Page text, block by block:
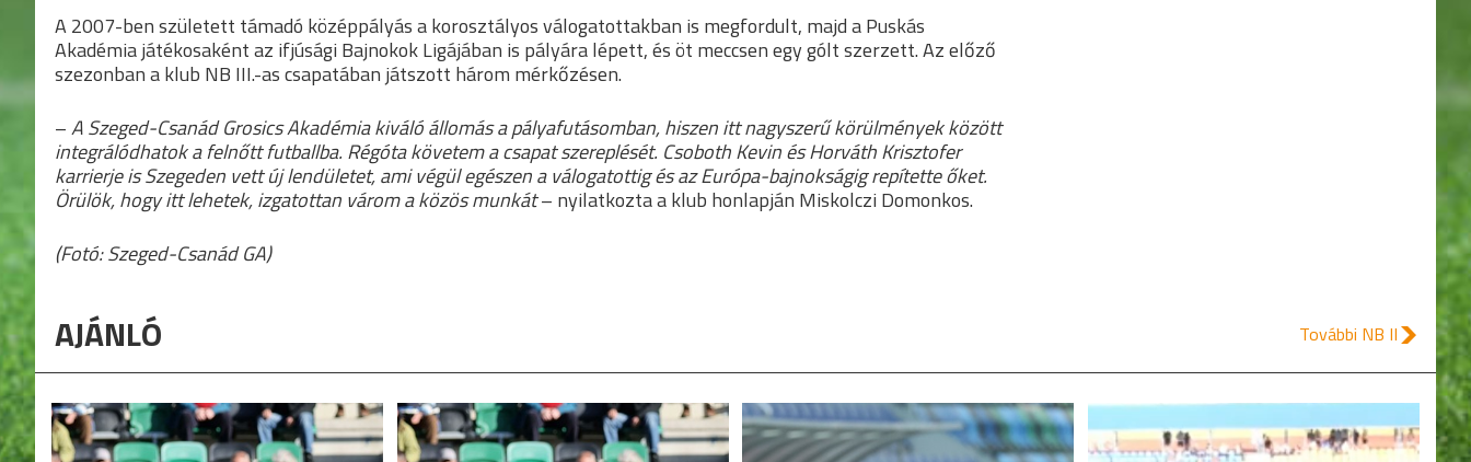
A 2007-ben született támadó középpályás a korosztályos válogatottakban is megfordult, majd a Puskás
Akadémia játékosaként az ifjúsági Bajnokok Ligájában is pályára lépett, és öt meccsen egy gólt szerzett. Az előző
szezonban a klub NB III.-as csapatában játszott három mérkőzésen.
–A Szeged-Csanád Grosics Akadémia kiváló állomás a pályafutásomban, hiszen itt nagyszerű körülmények között
integrálódhatok a felnőtt futballba. Régóta követem a csapat szereplését. Csoboth Kevin és Horváth Krisztofer
karrierje is Szegeden vett új lendületet, ami végül egészen a válogatottig és az Európa-bajnokságig repítette őket.
Örülök, hogy itt lehetek, izgatottan várom a közös munkát– nyilatkozta a klub honlapján Miskolczi Domonkos.
(Fotó: Szeged-Csanád GA)
AJÁNLÓ További NB II